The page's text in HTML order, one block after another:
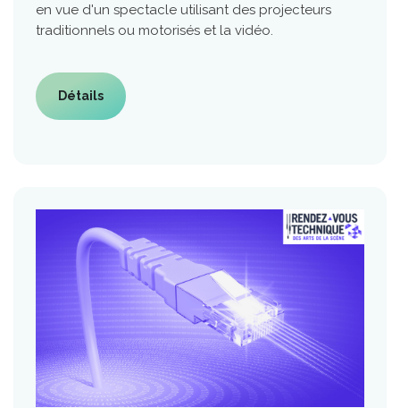
en vue d'un spectacle utilisant des projecteurs
traditionnels ou motorisés et la vidéo.
Détails